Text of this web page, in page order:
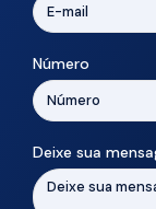
Número
Deixe sua